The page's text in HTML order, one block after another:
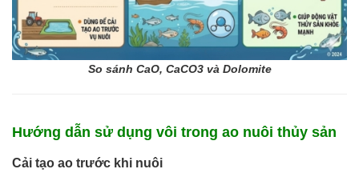
So sánh CaO, CaCO3 và Dolomite
Hướng dẫn sử dụng vôi trong ao nuôi thủy sản
Cải tạo ao trước khi nuôi